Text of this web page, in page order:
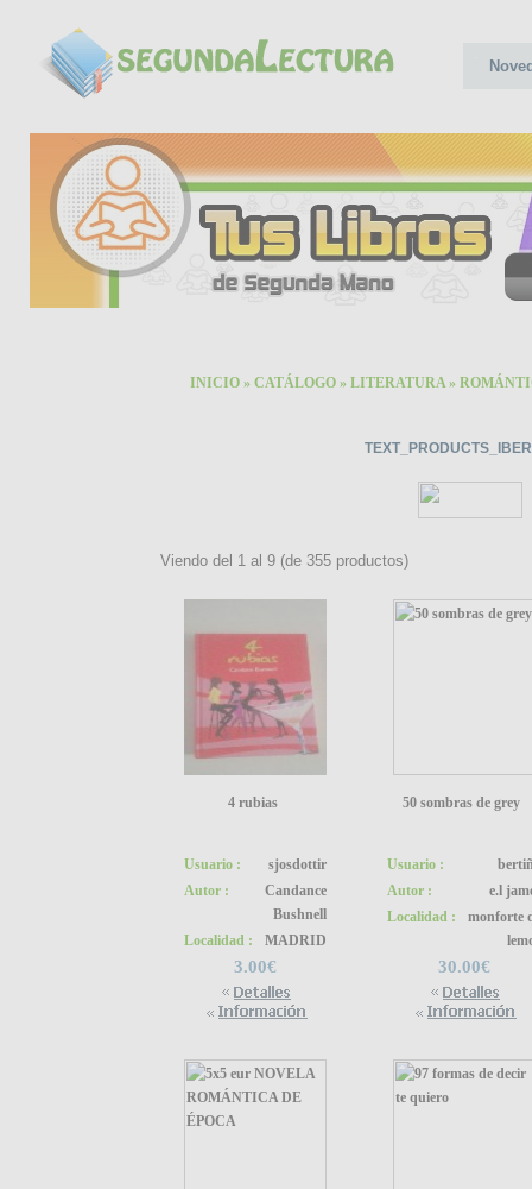
INICIO » CATÁLOGO » LITERATURA»
Viendo del 1 al 9 (de 355 productos)
4 rubias
Usuario :
sjosdottir
Autor :
Candance
Bushnell
Localidad :
MADRID
3.00€
50 sombras de grey
Usuario :
Autor :
e.l
Localidad :
monforte
30.00€